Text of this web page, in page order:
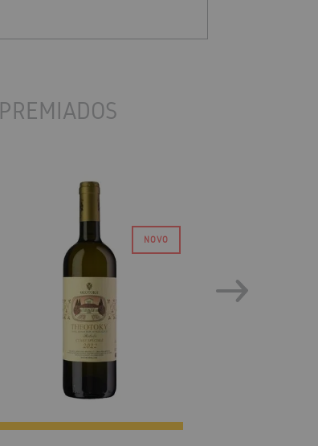
PREMIADOS